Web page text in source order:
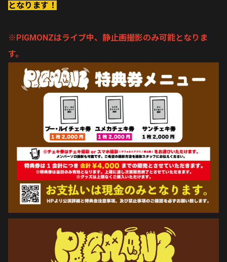
となります！
※ PIGMONZはライブ中、静止画撮影のみ可能となりま
す。